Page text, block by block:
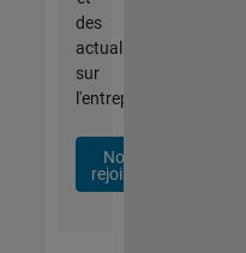
des
actualités
sur
l'entreprise.
Nous
rejoindre